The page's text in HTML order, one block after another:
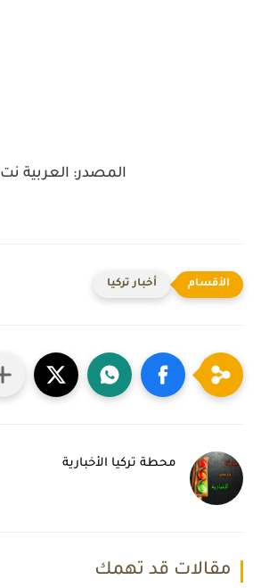
المصدر: العربية نت
أخبار تركيا
محطة تركيا الأخبارية
مقالات قد تهمك